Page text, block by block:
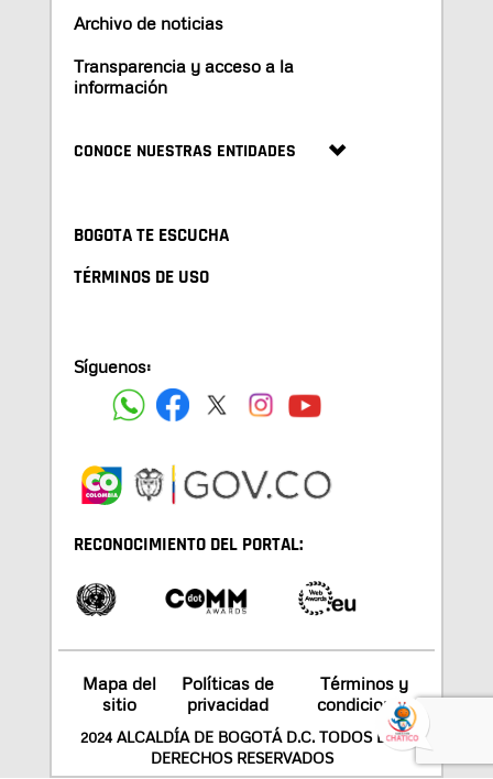
Archivo de noticias
Transparencia y acceso a la
información
CONOCE NUESTRAS ENTIDADES
BOGOTA TE ESCUCHA
TÉRMINOS DE USO
Síguenos:
RECONOCIMIENTO DEL PORTAL:
Mapa del
sitio
Políticas de
privacidad
Términos y
condiciones
2024 ALCALDÍA DE BOGOTÁ D.C. TODOS LOS
DERECHOS RESERVADOS